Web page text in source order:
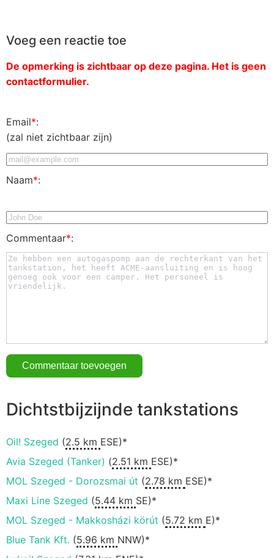
Voeg een reactie toe
De opmerking is zichtbaar op deze pagina. Het is geen
contactformulier.
Email*:
(zal niet zichtbaar zijn)
Naam*:
Commentaar*:
Dichtstbijzijnde tankstations
Oil! Szeged (2.5 km ESE)*
Avia Szeged (Tanker) (2.51 km ESE)*
MOL Szeged - Dorozsmai út (2.78 km ESE)*
Maxi Line Szeged (5.44 km SE)*
MOL Szeged - Makkosházi körút (5.72 km E)*
Blue Tank Kft. (5.96 km NNW)*